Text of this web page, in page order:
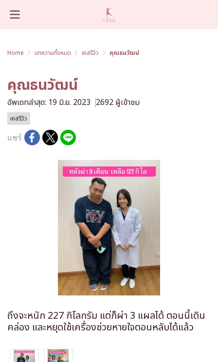
Home บทความทั้งหมด เคสรีวิว คุณธนวัฒน์
คุณธนวัฒน์
อัพเดทล่าสุด: 19 มิ.ย. 2023 2692 ผู้เข้าชม
เคสรีวิว
แชร์
ถึงจะหนัก 227 กิโลกรัม แต่ก็ผ่า 3 แผลได้ ตอนนี้เดิน
คล่อง และหยุดใช้เครื่องช่วยหายใจตอนหลับได้แล้ว